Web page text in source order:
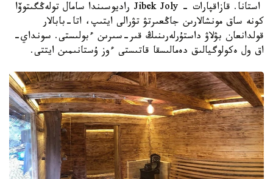
استانا. قازاقپارات - Jibek Joly راديوسىندا سامال تولەڭگىتوۆا
كونە ساق مونشالارىن جاڭعىرتۋ تۋرالى ايتىپ، اتا-بابالار
قولدانعان بۋلاۋ داستۇرلەرىنىڭ قىر-سىرىن ءبولىستى. سونداي-
اق ول ەكولوگيالىق دەمالىسقا قاتىستى ءوز ۇستانىمىن ايتتى.